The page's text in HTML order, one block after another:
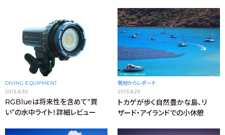
DIVING EQUIPMENT
2013.8.30
RGBlueは将来性を含めて“買
い”の水中ライト！詳細レビュー
現地からレポート
2013.8.29
トカゲが歩く自然豊かな島、リ
ザード・アイランドでの小休憩